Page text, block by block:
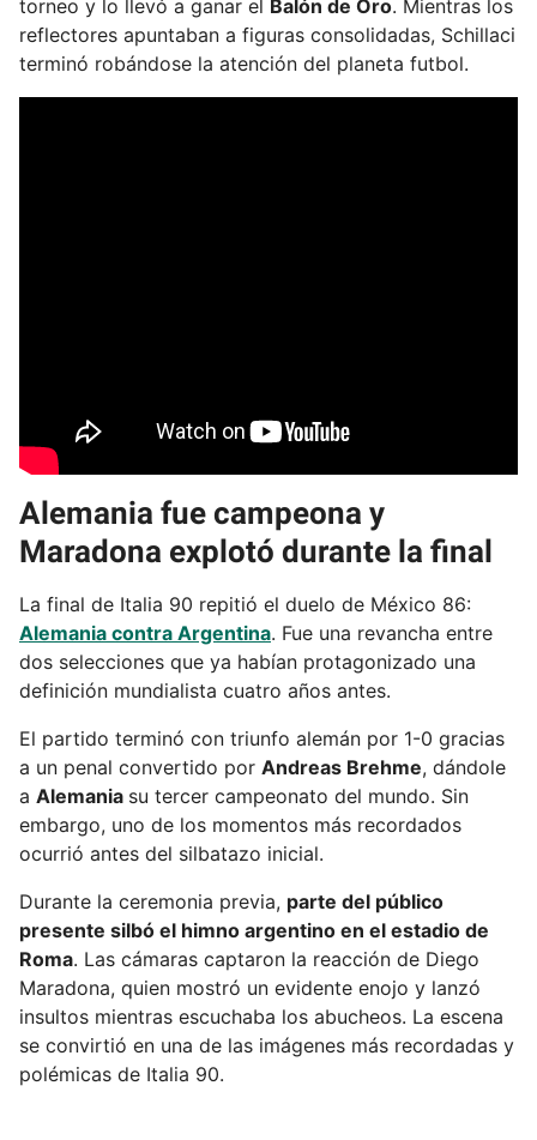
torneo y lo llevó a ganar el Balón de Oro. Mientras los
reflectores apuntaban a figuras consolidadas, Schillaci
terminó robándose la atención del planeta futbol.
Alemania fue campeona y
Maradona explotó durante la final
La final de Italia 90 repitió el duelo de México 86:
Alemania contra Argentina. Fue una revancha entre
dos selecciones que ya habían protagonizado una
definición mundialista cuatro años antes.
El partido terminó con triunfo alemán por 1-0 gracias
a un penal convertido por Andreas Brehme, dándole
a Alemania su tercer campeonato del mundo. Sin
embargo, uno de los momentos más recordados
ocurrió antes del silbatazo inicial.
Durante la ceremonia previa, parte del público
presente silbó el himno argentino en el estadio de
Roma. Las cámaras captaron la reacción de Diego
Maradona, quien mostró un evidente enojo y lanzó
insultos mientras escuchaba los abucheos. La escena
se convirtió en una de las imágenes más recordadas y
polémicas de Italia 90.